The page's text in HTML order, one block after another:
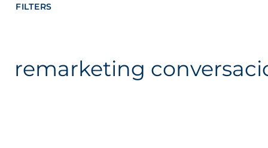
FILTERS
remarketing